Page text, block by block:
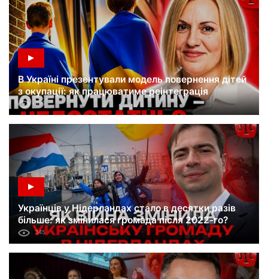
В Україні презентували модель повернення дітей
з окупації: як працюватиме реінтеграція
399
Українців у Нідерландах стало в десятки разів
більше: як змінилася громада після 2022-го?
345